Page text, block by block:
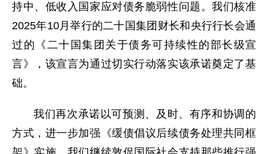
持中、低收入国家应对债务脆弱性问题。我们核准
2025年10月举行的二十国集团财长和央行行长会通
过的《二十国集团关于债务可持续性的部长级宣
言》，该宣言为通过切实行动落实该承诺奠定了基
础。
我们再次承诺以可预测、及时、有序和协调的
方式，进一步加强《缓债倡议后续债务处理共同框